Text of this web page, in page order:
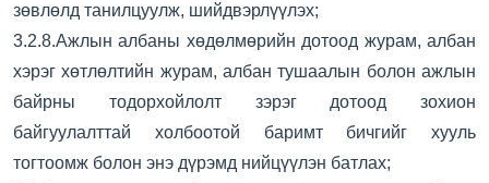
зөвлөлд танилцуулж, шийдвэрлүүлэх;
3.2.8.Ажлын албаны хөдөлмөрийн дотоод журам, албан
хэрэг хөтлөлтийн журам, албан тушаалын болон ажлын
байрны тодорхойлолт зэрэг дотоод зохион
байгуулалттай холбоотой баримт бичгийг хууль
тогтоомж болон энэ дүрэмд нийцүүлэн батлах;